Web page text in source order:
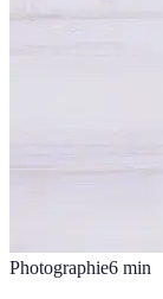
Photographie6 min